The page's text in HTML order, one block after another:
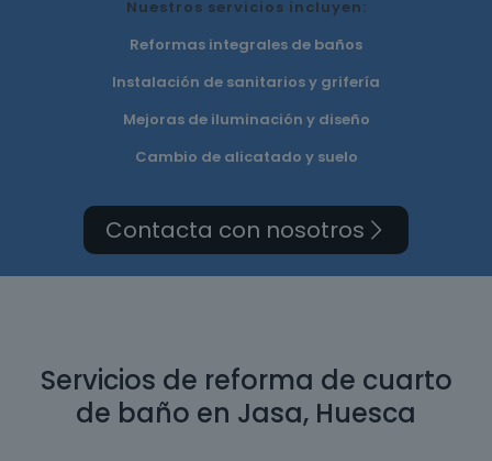
Nuestros servicios incluyen:
Reformas integrales de baños
Instalación de sanitarios y grifería
Mejoras de iluminación y diseño
Cambio de alicatado y suelo
Contacta con nosotros
Servicios de reforma de cuarto
de baño en Jasa, Huesca